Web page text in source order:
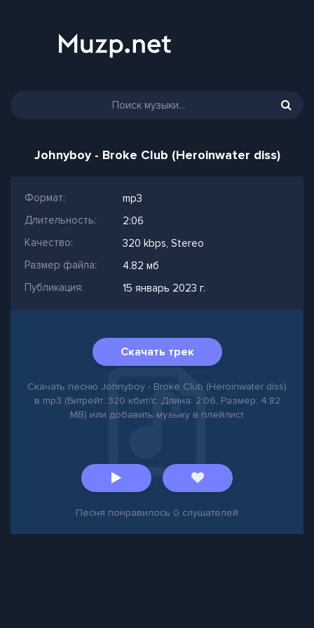
Johnyboy - Broke Club (Heroinwater diss)
Формат:
mp3
Длительность:
2:06
Качество:
320 kbps, Stereo
Размер файла:
4.82 мб
Публикация:
15 январь 2023 г.
Скачать трек
Скачать песню Johnyboy - Broke Club (Heroinwater diss)
в mp3 (Битрейт: 320 кбит/с, Длина: 2:06, Размер: 4.82
MB) или добавить музыку в плейлист
Песня понравилось 0 слушателей